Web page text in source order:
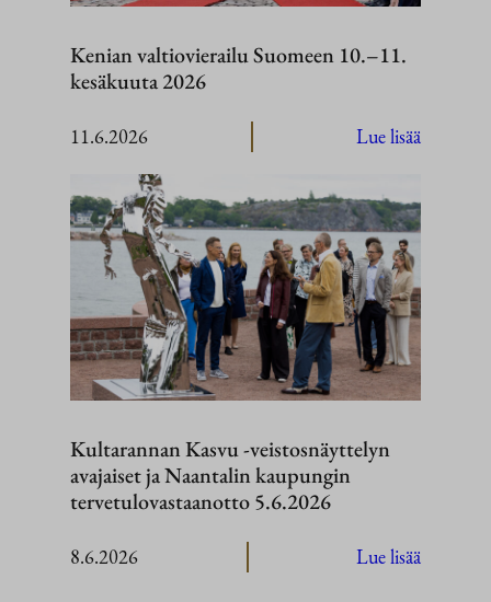
Kenian valtiovierailu Suomeen 10.–11.
kesäkuuta 2026
11.6.2026 Lue lisää
Suomeen
11.
2026
Kultarannan Kasvu -veistosnäyttelyn
avajaiset ja Naantalin kaupungin
tervetulovastaanotto 5.6.2026
8.6.2026 Lue lisää